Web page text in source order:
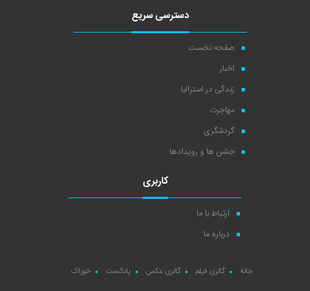
دسترسی سریع
صفحه نخست
اخبار
زندگی در استرالیا
مهاجرت
گردشگری
جشن ها و رویدادها
کاربری
ارتباط با ما
درباره ما
خانه گالری فیلم گالری عکس پادکست خوراک